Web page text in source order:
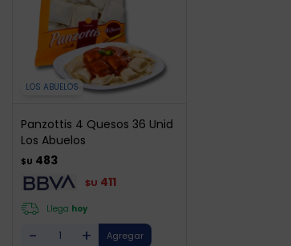
LOS ABUELOS
Panzottis 4 Quesos 36 Unid
Los Abuelos
$U 483
$U 411
Llega hoy
- +